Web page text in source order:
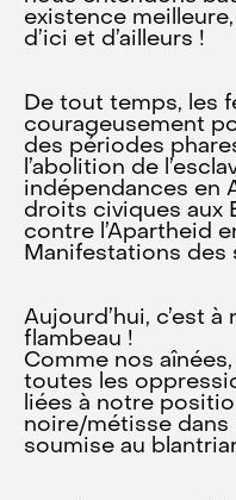
existence
d’ici et d’ailleurs !
De tout temps, les
courageusement
des périodes
l’abolition de
indépendances en
droits civiques aux
contre l’Apartheid
Manifestations des
Aujourd’hui, c’est
flambeau !
Comme nos
toutes les
liées à notre
noire/métisse dans
soumise au